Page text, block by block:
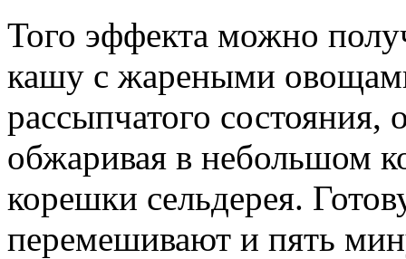
Того эффекта можно
кашу с жареными
рассыпчатого состояния,
обжаривая в небольшом
корешки сельдерея.
перемешивают и пять